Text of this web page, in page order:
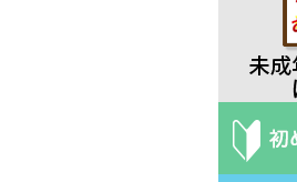
Exotac
Fred
Fobos
Extrema
ティオ